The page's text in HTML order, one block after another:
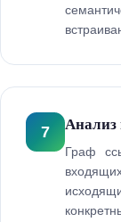
7 Анализ
Граф